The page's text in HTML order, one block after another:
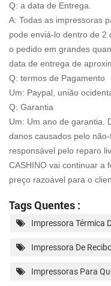
Q: a data de Entrega.
A: Todas as impressoras
pode enviá-lo dentro de 2
o pedido em grandes
data de entrega de
Q: termos de Pagamento
Um: Paypal, união
Q: Garantia
Um: Um ano de garantia.
danos causados pelo
responsável pelo reparo
CASHINO vai continuar a
preço razoável para o
Tags Quentes :
Impressora Térmica
Impressora De
Impressoras Para